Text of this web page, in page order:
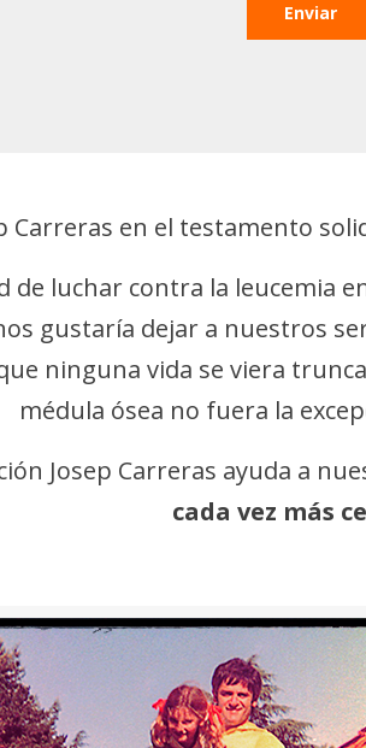
Carreras en el testamento
luchar contra la leucemia
gustaría dejar a nuestros
ninguna vida se viera
médula ósea no fuera la
Josep Carreras ayuda a
cada vez más